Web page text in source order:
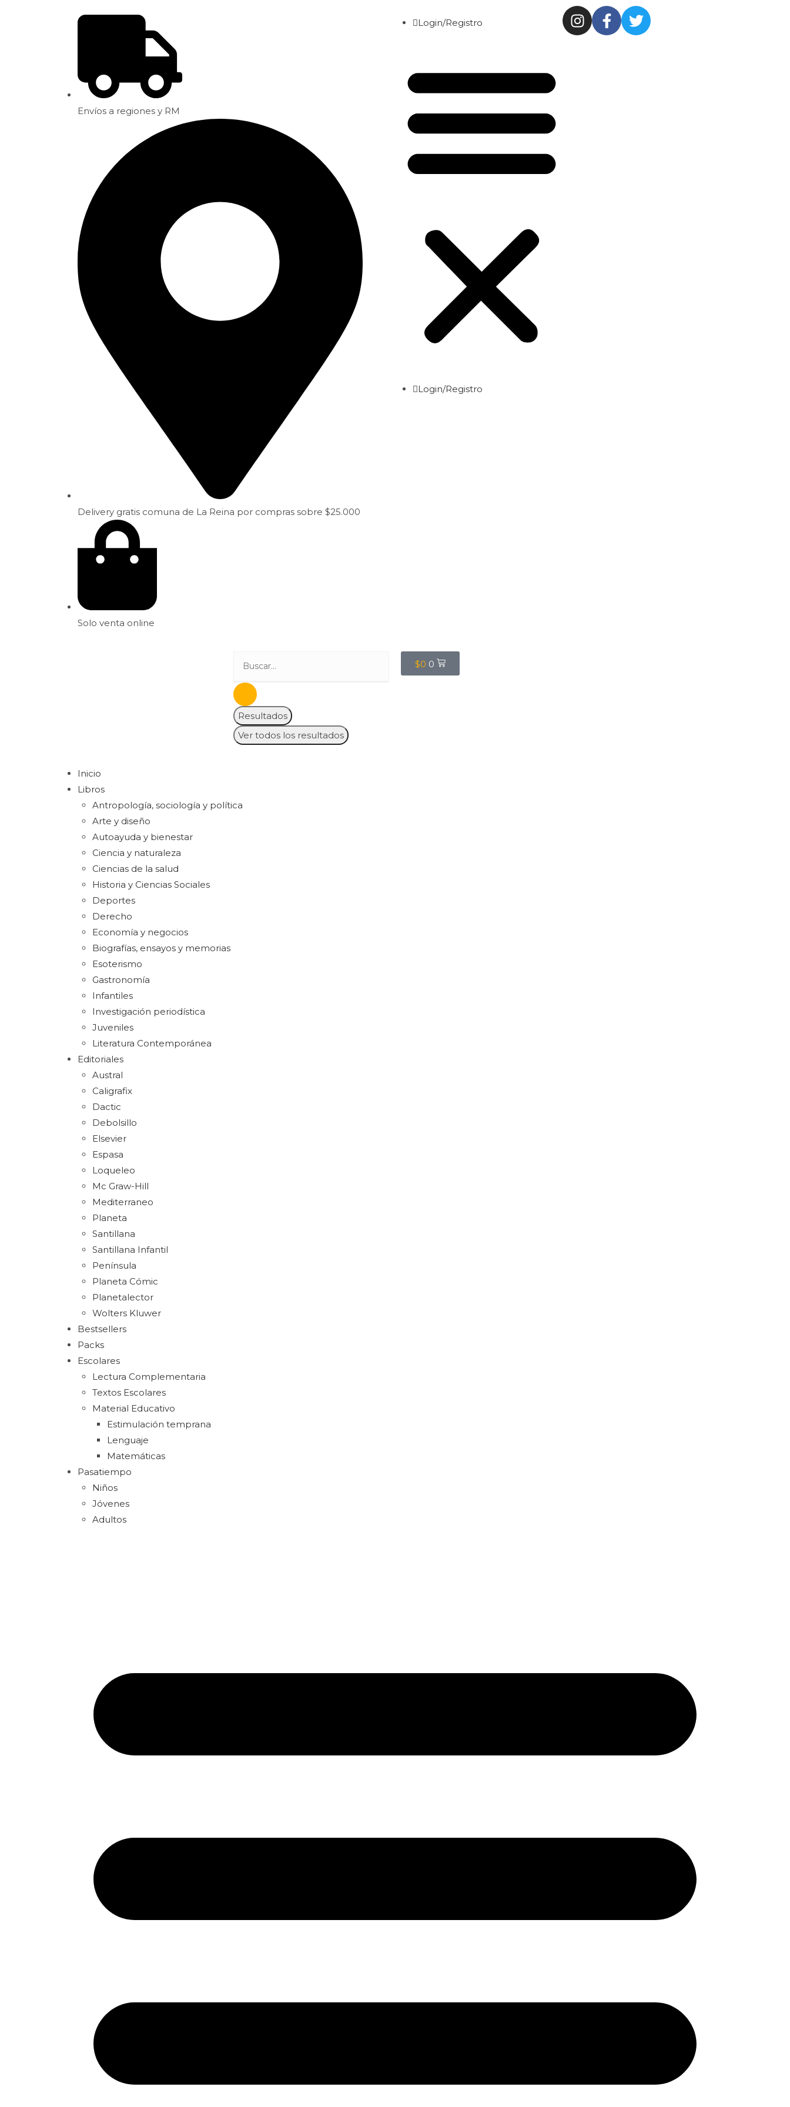
Envíos a regiones y RM
Delivery gratis comuna de La Reina por compras sobre $25.000
Solo venta online
Login/Registro
Login/Registro
Resultados
Ver todos los resultados
$0 0
Inicio
Libros
Antropología, sociología y política
Arte y diseño
Autoayuda y bienestar
Ciencia y naturaleza
Ciencias de la salud
Historia y Ciencias Sociales
Deportes
Derecho
Economía y negocios
Biografías, ensayos y memorias
Esoterismo
Gastronomía
Infantiles
Investigación periodística
Juveniles
Literatura Contemporánea
Editoriales
Austral
Caligrafix
Dactic
Debolsillo
Elsevier
Espasa
Loqueleo
Mc Graw-Hill
Mediterraneo
Planeta
Santillana
Santillana Infantil
Península
Planeta Cómic
Planetalector
Wolters Kluwer
Bestsellers
Packs
Escolares
Lectura Complementaria
Textos Escolares
Material Educativo
Estimulación temprana
Lenguaje
Matemáticas
Pasatiempo
Niños
Jóvenes
Adultos